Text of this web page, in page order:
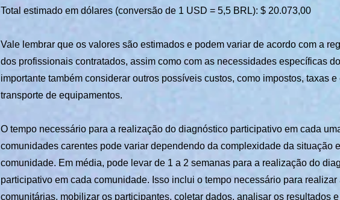
Total estimado em dólares (conversão de 1 USD = 5,5 BRL): $ 20.073,00
Vale lembrar que os valores são estimados e podem variar de acordo com a
dos profissionais contratados, assim como com as necessidades específicas
importante também considerar outros possíveis custos, como impostos, taxas e
transporte de equipamentos.
O tempo necessário para a realização do diagnóstico participativo em cada
comunidades carentes pode variar dependendo da complexidade da situação
comunidade. Em média, pode levar de 1 a 2 semanas para a realização do
participativo em cada comunidade. Isso inclui o tempo necessário para realizar
comunitárias, mobilizar os participantes, coletar dados, analisar os resultados